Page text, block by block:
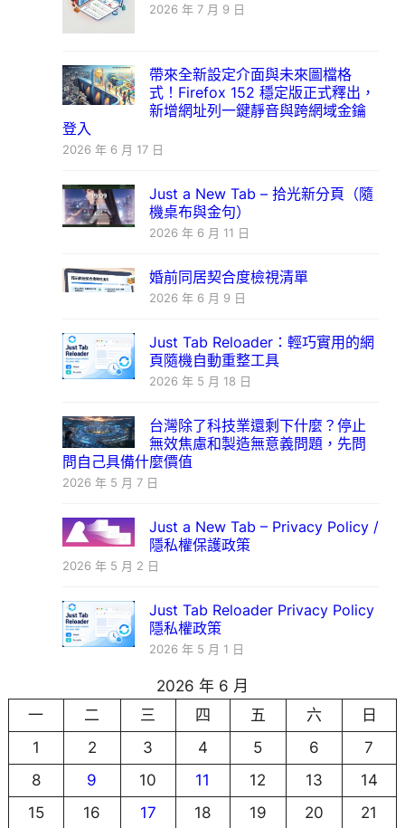
2026 年 7 月 9 日
帶來全新設定介面與未來圖檔格
式！Firefox 152 穩定版正式釋出，
新增網址列一鍵靜音與跨網域金鑰
登入
2026 年 6 月 17 日
Just a New Tab – 拾光新分頁（隨
機桌布與金句）
2026 年 6 月 11 日
婚前同居契合度檢視清單
2026 年 6 月 9 日
Just Tab Reloader：輕巧實用的網
頁隨機自動重整工具
2026 年 5 月 18 日
台灣除了科技業還剩下什麼？停止
無效焦慮和製造無意義問題，先問
問自己具備什麼價值
2026 年 5 月 7 日
Just a New Tab – Privacy Policy /
隱私權保護政策
2026 年 5 月 2 日
Just Tab Reloader Privacy Policy
隱私權政策
2026 年 5 月 1 日
2026 年 6 月
一
二 三 四 五 六
日
1
2 3 4 5 6
7
8
9 10 11 12 13
14
15
16 17 18 19 20
21